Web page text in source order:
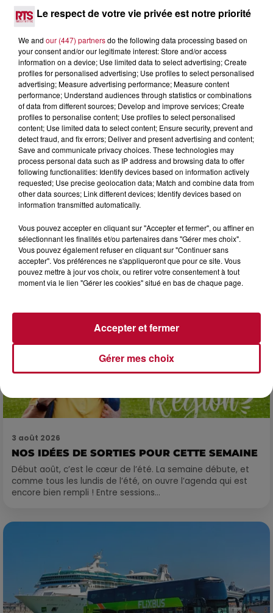
complexes pour observer la vie sous-marine. Cet été, un
masque, un tuba et une paire de palmes...
SOIRÉE DJ PLAYA
3 août 2026
NOS IDÉES DE SORTIES POUR CETTE SEMAINE
Début août, c’est le cœur de l’été. La semaine débute, et
comme tous les lundis de l’été, on ouvre l’agenda qui est
encore bien rempli ! Entre sessions...
Le respect de votre vie privée est notre priorité
We and our (447) partnersdo the following data processing based on
your consent and/or our legitimate interest: Store and/or access
information on a device; Use limited data to select advertising; Create
profiles for personalised advertising; Use profiles to select personalised
advertising; Measure advertising performance; Measure content
performance; Understand audiences through statistics or combinations
of data from different sources; Develop and improve services; Create
profiles to personalise content; Use profiles to select personalised
content; Use limited data to select content; Ensure security, prevent and
detect fraud, and fix errors; Deliver and present advertising and content;
Save and communicate privacy choices. These technologies may
process personal data such as IP address and browsing data to offer
following functionalities: Identify devices based on information actively
requested; Use precise geolocation data; Match and combine data from
other data sources; Link different devices; Identify devices based on
information transmitted automatically.
Vous pouvez accepter en cliquant sur "Accepter et fermer", ou affiner en
sélectionnant les finalités et/ou partenaires dans "Gérer mes choix".
Vous pouvez également refuser en cliquant sur "Continuer sans
accepter". Vos préférences ne s'appliqueront que pour ce site. Vous
pouvez mettre à jour vos choix, ou retirer votre consentement à tout
moment via le lien "Gérer les cookies" situé en bas de chaque page.
Gérer mes choix
Accepter et fermer